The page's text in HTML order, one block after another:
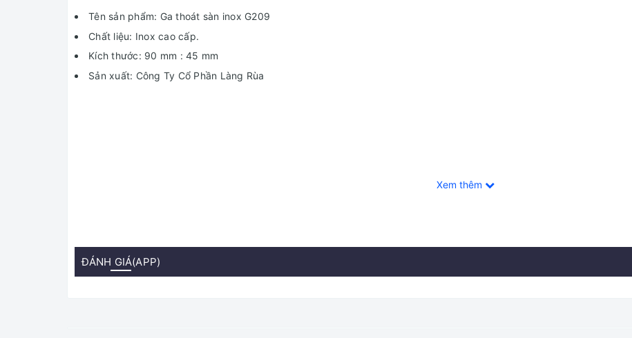
Tên sản phẩm: Ga thoát sàn inox G209
Chất liệu: Inox cao cấp.
Kích thước: 90 mm : 45 mm
Sản xuất: Công Ty Cổ Phần Làng Rùa
Xem thêm
ĐÁNH GIÁ(APP)